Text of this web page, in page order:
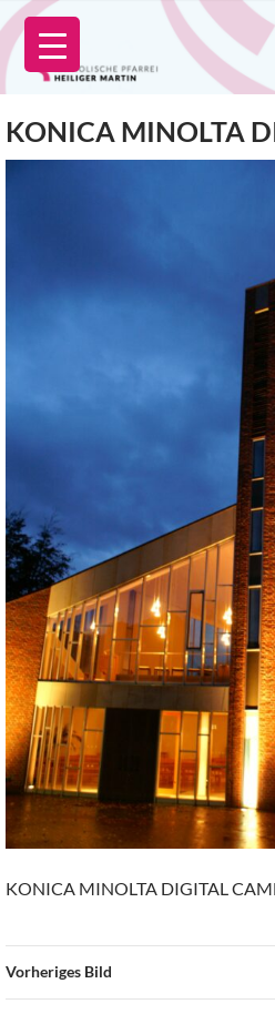
Zum
Inhalt
springen
KONICA MINOLTA
KONICA MINOLTA DIGITAL
Vorheriges Bild